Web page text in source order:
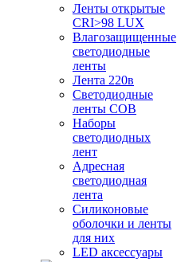
Ленты открытые
CRI>98 LUX
Влагозащищенные
светодиодные
ленты
Лента 220в
Светодиодные
ленты COB
Наборы
светодиодных
лент
Адресная
светодиодная
лента
Силиконовые
оболочки и ленты
для них
LED аксессуары